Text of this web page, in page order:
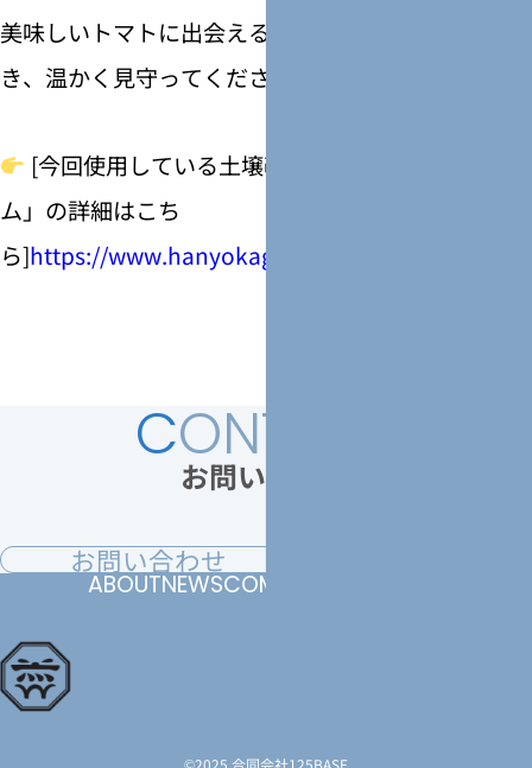
美味しいトマトに出会えるまであと少し。引き続
き、温かく見守ってくださいね！
[今回使用している土壌改良剤「息吹プレミア
ム」の詳細はこち
ら]https://www.hanyokagaku.com/
CONTACT
お問い合わせ
お問い合わせ
ABOUTNEWSCOMPANY
©2025 合同会社125BASE